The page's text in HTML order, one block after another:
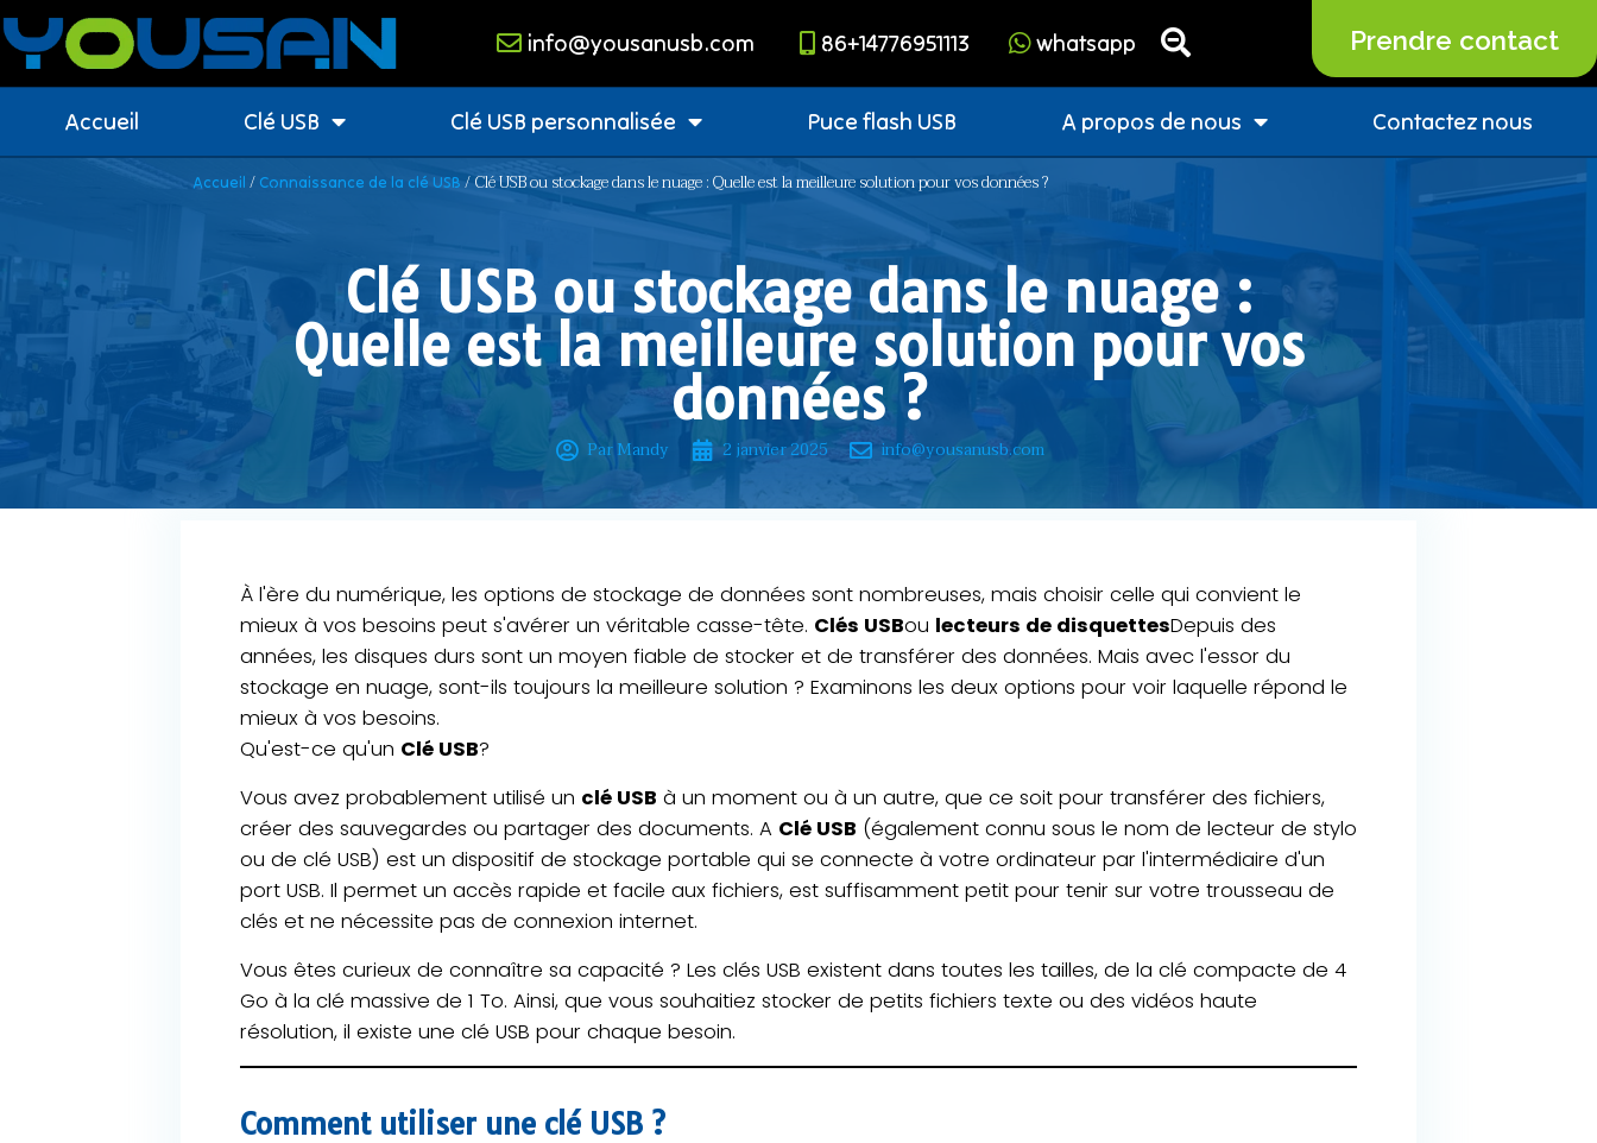
info@yousanusb.com 86+14776951113 whatsapp Prendre contact
Accueil Clé USB Clé USB personnalisée Puce flash USB A propos de nous Contactez nous
Accueil / Connaissance de la clé USB / Clé USB ou stockage dans le nuage : Quelle est la meilleure solution pour vos données ?
Clé USB ou stockage dans le nuage :
Quelle est la meilleure solution pour vos
données ?
Par Mandy 2 janvier 2025 info@yousanusb.com
À l'ère du numérique, les options de stockage de données sont nombreuses, mais choisir celle qui convient le
mieux à vos besoins peut s'avérer un véritable casse-tête. Clés USBou lecteurs de disquettesDepuis des
années, les disques durs sont un moyen fiable de stocker et de transférer des données. Mais avec l'essor du
stockage en nuage, sont-ils toujours la meilleure solution ? Examinons les deux options pour voir laquelle répond le
mieux à vos besoins.
Qu'est-ce qu'un Clé USB?
Vous avez probablement utilisé un clé USB à un moment ou à un autre, que ce soit pour transférer des fichiers,
créer des sauvegardes ou partager des documents. A Clé USB (également connu sous le nom de lecteur de stylo
ou de clé USB) est un dispositif de stockage portable qui se connecte à votre ordinateur par l'intermédiaire d'un
port USB. Il permet un accès rapide et facile aux fichiers, est suffisamment petit pour tenir sur votre trousseau de
clés et ne nécessite pas de connexion internet.
Vous êtes curieux de connaître sa capacité ? Les clés USB existent dans toutes les tailles, de la clé compacte de 4
Go à la clé massive de 1 To. Ainsi, que vous souhaitiez stocker de petits fichiers texte ou des vidéos haute
résolution, il existe une clé USB pour chaque besoin.
Comment utiliser une clé USB ?